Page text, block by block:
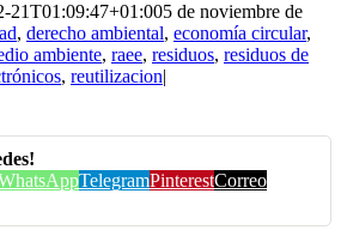
21T01:09:47+01:005 de noviembre de
, derecho ambiental, economía circular,
ambiente, raee, residuos, residuos de
, reutilizacion|
TelegramPinterestCorreo